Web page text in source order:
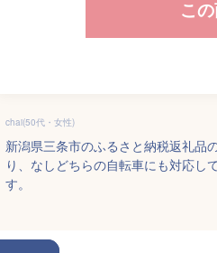
こ
chai(50代・女性)
新潟県三条市のふるさと納税返礼品
り、なしどちらの自転車にも対応し
す。